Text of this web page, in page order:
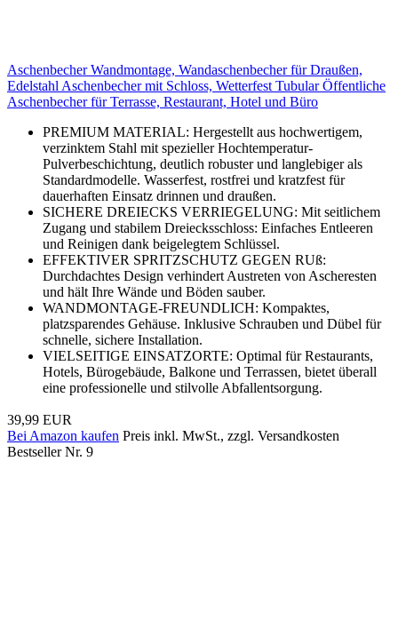
Aschenbecher Wandmontage, Wandaschenbecher für Draußen,
Edelstahl Aschenbecher mit Schloss, Wetterfest Tubular Öffentliche
Aschenbecher für Terrasse, Restaurant, Hotel und Büro
PREMIUM MATERIAL: Hergestellt aus hochwertigem,
verzinktem Stahl mit spezieller Hochtemperatur-
Pulverbeschichtung, deutlich robuster und langlebiger als
Standardmodelle. Wasserfest, rostfrei und kratzfest für
dauerhaften Einsatz drinnen und draußen.
SICHERE DREIECKS VERRIEGELUNG: Mit seitlichem
Zugang und stabilem Dreiecksschloss: Einfaches Entleeren
und Reinigen dank beigelegtem Schlüssel.
EFFEKTIVER SPRITZSCHUTZ GEGEN RUß:
Durchdachtes Design verhindert Austreten von Ascheresten
und hält Ihre Wände und Böden sauber.
WANDMONTAGE-FREUNDLICH: Kompaktes,
platzsparendes Gehäuse. Inklusive Schrauben und Dübel für
schnelle, sichere Installation.
VIELSEITIGE EINSATZORTE: Optimal für Restaurants,
Hotels, Bürogebäude, Balkone und Terrassen, bietet überall
eine professionelle und stilvolle Abfallentsorgung.
39,99 EUR
Bei Amazon kaufen Preis inkl. MwSt., zzgl. Versandkosten
Bestseller Nr. 9